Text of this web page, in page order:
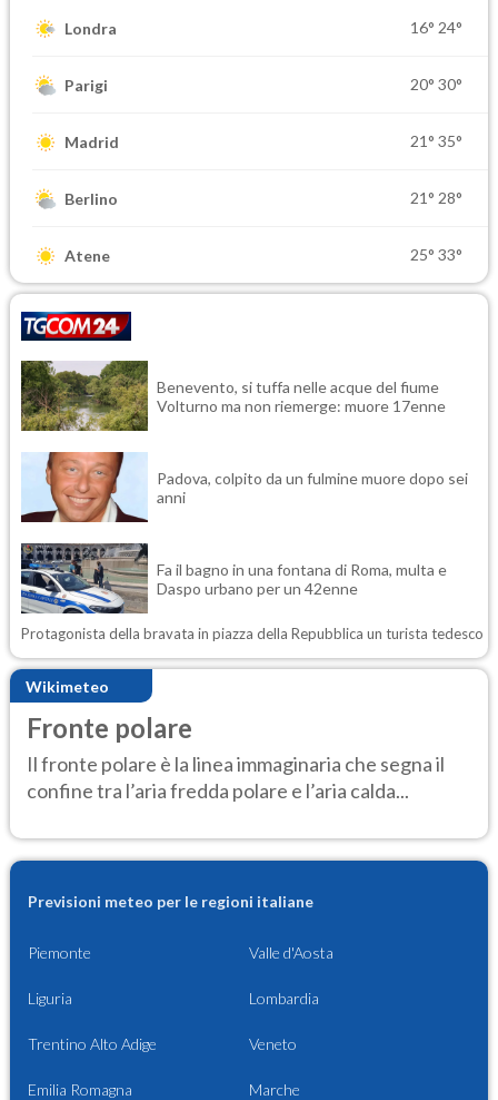
Londra 16° 24°
Parigi 20° 30°
Madrid 21° 35°
Berlino 21° 28°
Atene 25° 33°
Benevento, si tuffa nelle acque del fiume
Volturno ma non riemerge: muore 17enne
Padova, colpito da un fulmine muore dopo sei
anni
Fa il bagno in una fontana di Roma, multa e
Daspo urbano per un 42enne
Protagonista della bravata in piazza della Repubblica un turista tedesco
Wikimeteo
Fronte polare
Il fronte polare è la linea immaginaria che segna il
confine tra l’aria fredda polare e l’aria calda...
Previsioni meteo per le regioni italiane
Piemonte Valle d'Aosta
Liguria Lombardia
Trentino Alto Adige Veneto
Emilia Romagna Marche